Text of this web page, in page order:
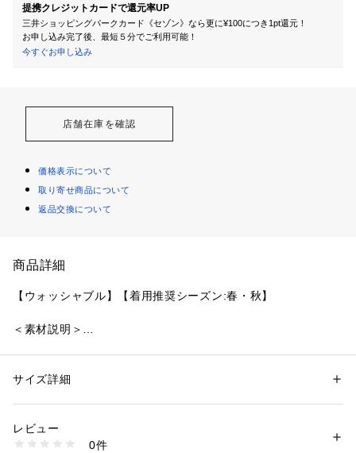
提携クレジットカードで還元率UP
三井ショッピングパークカード《セゾン》なら更に¥100につき1pt還元！
お申し込み完了後、最短５分でご利用可能！
今すぐお申し込み
店舗在庫を確認
価格表示について
取り寄せ商品について
返品交換について
商品詳細
【ウォッシャブル】【着用推奨シーズン:春・秋】
＜素材説明＞
のあるタッチで、肌あたりの優しい風合いが特徴です。
張り感のある総針編みで、体のラインを拾いにくくきれいなフ
ォルムのプルオーバーです。ニットならではの優れた伸縮性で
性別：レディース
素材：綿36% アセテート33% ポリエステル31%
商品番号：
G5N04702-- （ショップ）
サイズ詳細
レビュー
0件